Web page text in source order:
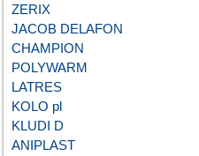
ZERIX
JACOB DELAFON
CHAMPION
POLYWARM
LATRES
KOLO pl
KLUDI D
ANIPLAST